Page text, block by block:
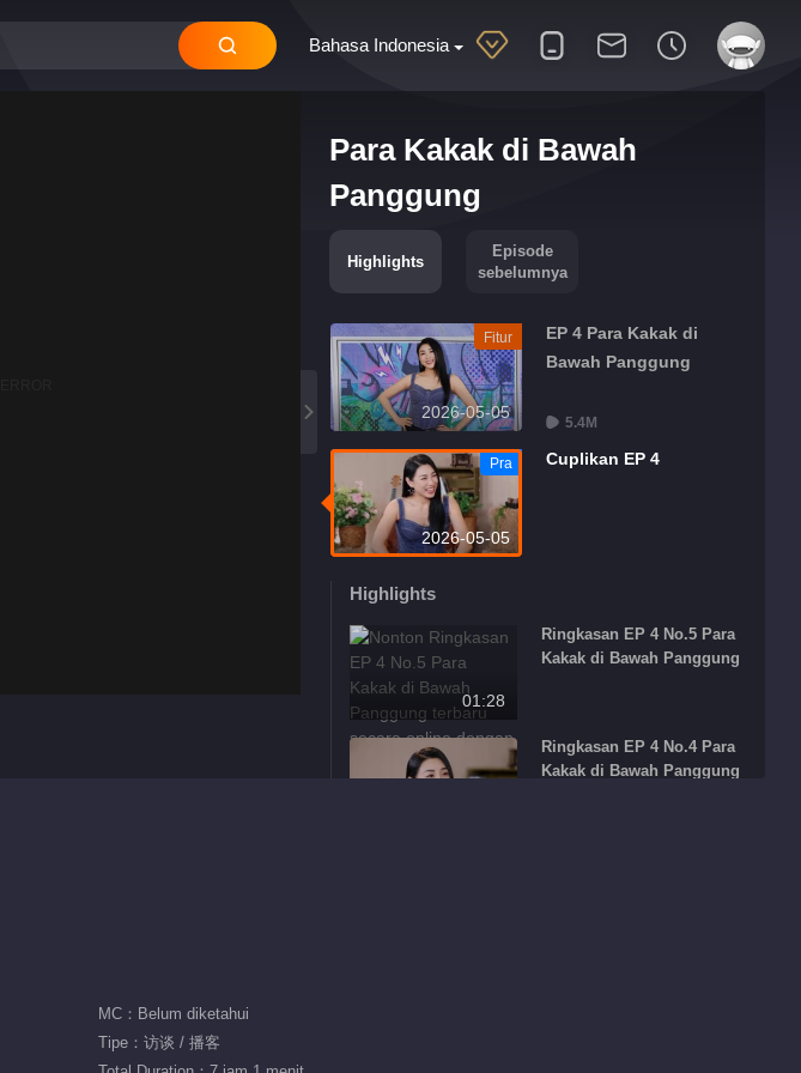
Bahasa Indonesia
Para Kakak di Bawah
Panggung
Highlights
Episode
sebelumnya
2026-05-05
Fitur
EP 4 Para Kakak di
Bawah Panggung
5.4M
2026-05-05
Pra Cuplikan EP 4
Highlights
01:28
Ringkasan EP 4 No.5 Para
Kakak di Bawah Panggung
Ringkasan EP 4 No.4 Para
Kakak di Bawah Panggung
MC：Belum diketahui
Tipe：访谈 / 播客